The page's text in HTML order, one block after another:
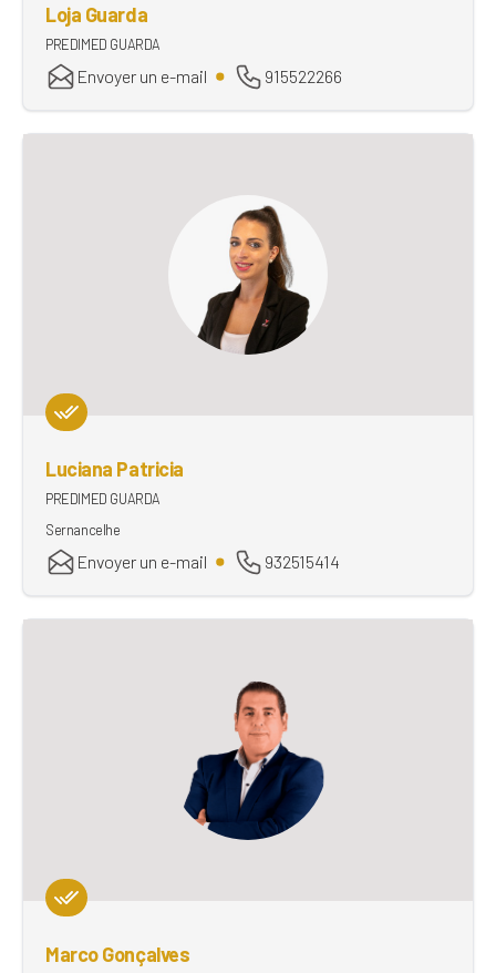
Loja Guarda
PREDIMED GUARDA
Envoyer un e-mail 915522266
Luciana Patricia
PREDIMED GUARDA
Sernancelhe
Envoyer un e-mail 932515414
Marco Gonçalves